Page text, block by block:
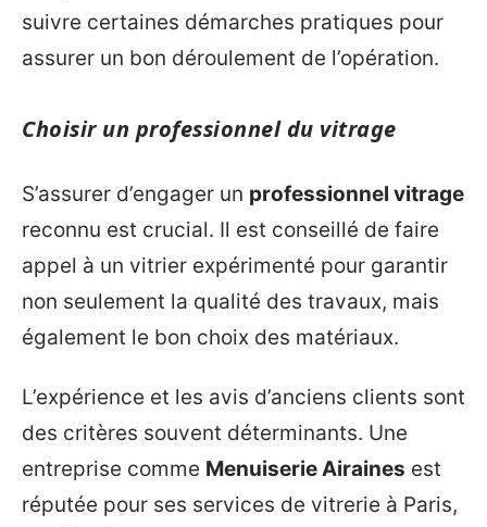
suivre certaines démarches pratiques pour
assurer un bon déroulement de l’opération.
Choisir un professionnel du vitrage
S’assurer d’engager un professionnel vitrage
reconnu est crucial. Il est conseillé de faire
appel à un vitrier expérimenté pour garantir
non seulement la qualité des travaux, mais
également le bon choix des matériaux.
L’expérience et les avis d’anciens clients sont
des critères souvent déterminants. Une
entreprise comme Menuiserie Airaines est
réputée pour ses services de vitrerie à Paris,